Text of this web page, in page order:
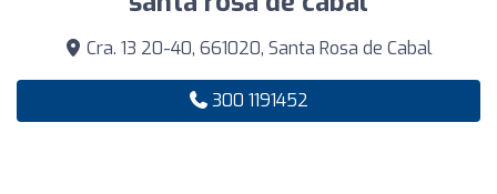
Cra. 13 20-40, 661020, Santa Rosa de Cabal
300 1191452